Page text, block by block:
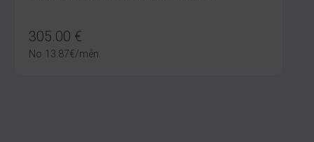
305.00 €
No 13.87€/mēn.